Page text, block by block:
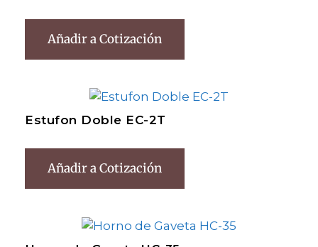
Añadir a Cotización
Estufon Doble EC-2T
Añadir a Cotización